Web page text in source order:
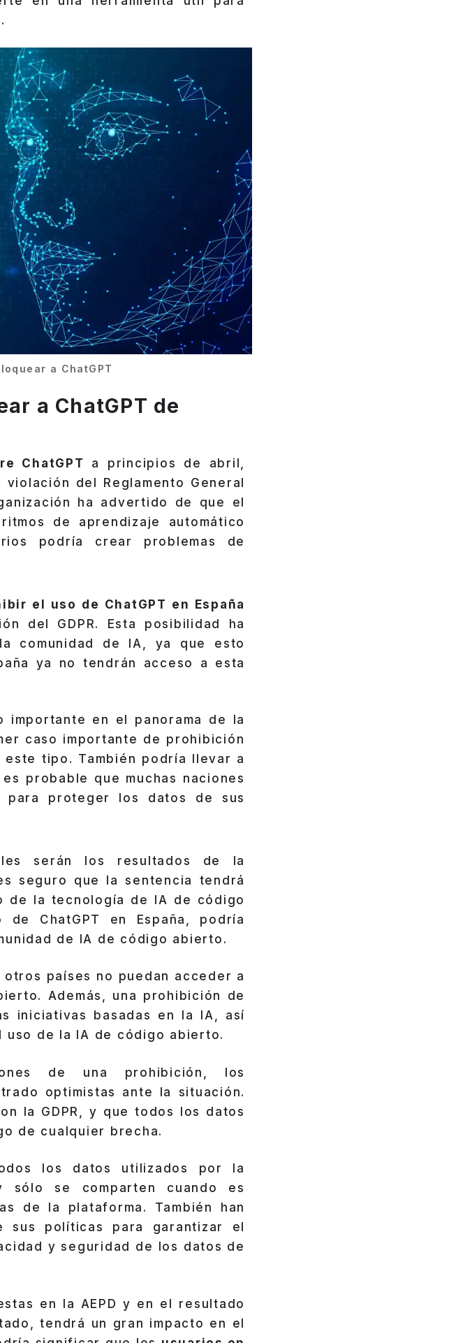
a ChatGPT
a ChatGPT de
ChatGPT
a principios de abril,
del Reglamento General
ha advertido de que el
de aprendizaje automático
podría crear problemas de
el uso de ChatGPT en España
del GDPR. Esta posibilidad ha
comunidad de IA, ya que esto
ya no tendrán acceso a esta
importante en el panorama de la
caso importante de prohibición
tipo. También podría llevar a
probable que muchas naciones
para proteger los datos de sus
serán los resultados de la
seguro que la sentencia tendrá
de la tecnología de IA de código
ChatGPT en España, podría
de IA de código abierto.
países no puedan acceder a
Además, una prohibición de
iniciativas basadas en la IA, así
de la IA de código abierto.
de una prohibición, los
optimistas ante la situación.
la GDPR, y que todos los datos
de cualquier brecha.
los datos utilizados por la
sólo se comparten cuando es
de la plataforma. También han
sus políticas para garantizar el
y seguridad de los datos de
en la AEPD y en el resultado
tendrá un gran impacto en el